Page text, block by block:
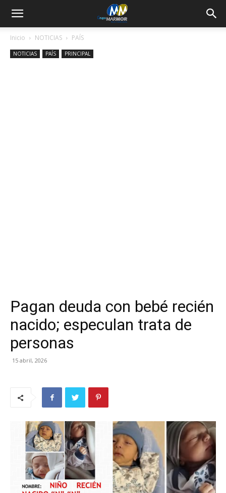
Inicio NOTICIAS PAÍS
NOTICIAS PAÍS PRINCIPAL
Pagan deuda con bebé recién
nacido; especulan trata de
personas
15 abril, 2026